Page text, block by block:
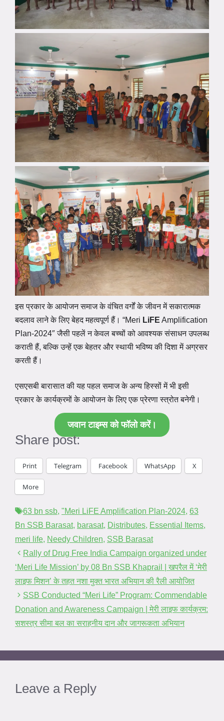
इस प्रकार के आयोजन समाज के वंचित वर्गों के जीवन में सकारात्मक
बदलाव लाने के लिए बेहद महत्वपूर्ण हैं। “Meri LiFE Amplification
Plan-2024″ जैसी पहलें न केवल बच्चों को आवश्यक संसाधन उपलब्ध
कराती हैं, बल्कि उन्हें एक बेहतर और स्थायी भविष्य की दिशा में अग्रसर
करती हैं।
एसएसबी बारासात की यह पहल समाज के अन्य हिस्सों में भी इसी
प्रकार के कार्यक्रमों के आयोजन के लिए एक प्रेरणा स्त्रोत बनेगी।
जवान टाइम्स को फॉलो करें।
Share post:
Print Telegram Facebook WhatsApp X
More
Tags
63 bn ssb, "Meri LiFE Amplification Plan-2024, 63
Bn SSB Barasat, barasat, Distributes, Essential Items,
meri life, Needy Children, SSB Barasat
Rally of Drug Free India Campaign organized under
‘Meri Life Mission’ by 08 Bn SSB Khaprail | खपरैल में ‘मेरी
लाइफ मिशन’ के तहत नशा मुक्त भारत अभियान की रैली आयोजित
SSB Conducted “Meri Life” Program: Commendable
Donation and Awareness Campaign | मेरी लाइफ कार्यक्रम:
सशस्त्र सीमा बल का सराहनीय दान और जागरूकता अभियान
Leave a Reply